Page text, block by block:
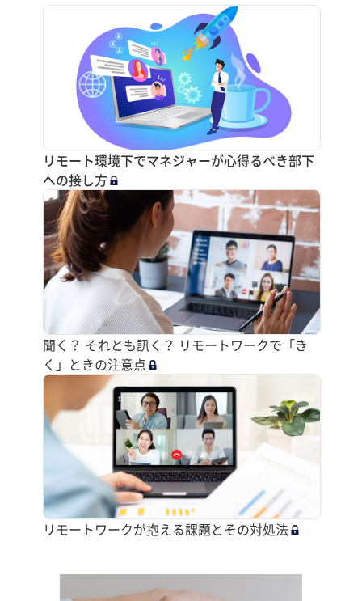
リモート環境下でマネジャーが心得るべき部下
への接し方
聞く？ それとも訊く？ リモートワークで「き
く」ときの注意点
リモートワークが抱える課題とその対処法